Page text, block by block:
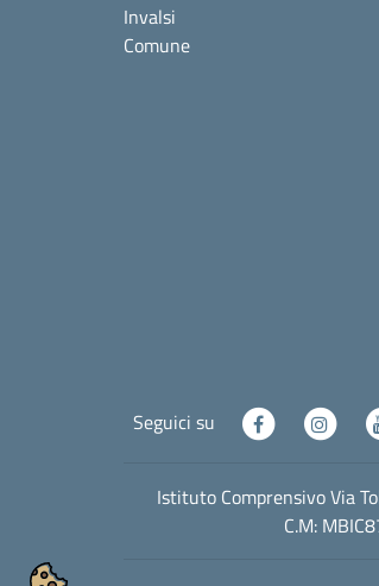
Invalsi
Comune
Seguici su
Istituto Comprensivo Via
C.M: